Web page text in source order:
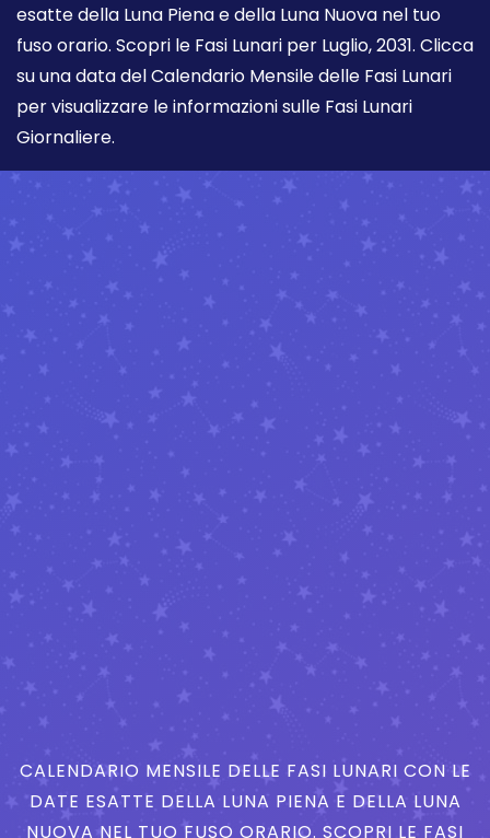
esatte della Luna Piena e della Luna Nuova nel tuo
fuso orario. Scopri le Fasi Lunari per Luglio, 2031. Clicca
su una data del Calendario Mensile delle Fasi Lunari
per visualizzare le informazioni sulle Fasi Lunari
Giornaliere.
CALENDARIO MENSILE DELLE FASI LUNARI CON LE
DATE ESATTE DELLA LUNA PIENA E DELLA LUNA
NUOVA NEL TUO FUSO ORARIO. SCOPRI LE FASI